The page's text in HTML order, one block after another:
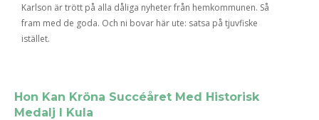
Karlson är trött på alla dåliga nyheter från hemkommunen. Så
fram med de goda. Och ni bovar här ute: satsa på tjuvfiske
istället.
Hon Kan Kröna Succéåret Med Historisk
Medalj I Kula